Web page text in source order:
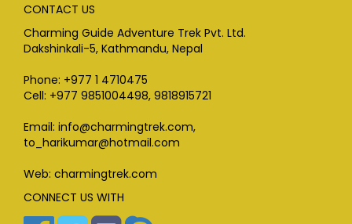
CONTACT US
Charming Guide Adventure Trek Pvt. Ltd.
Dakshinkali-5, Kathmandu, Nepal
Phone: +977 1 4710475
Cell: +977 9851004498, 9818915721
Email: info@charmingtrek.com,
to_harikumar@hotmail.com
Web: charmingtrek.com
CONNECT US WITH